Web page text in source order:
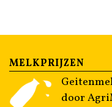
MELKPRIJZEN
door